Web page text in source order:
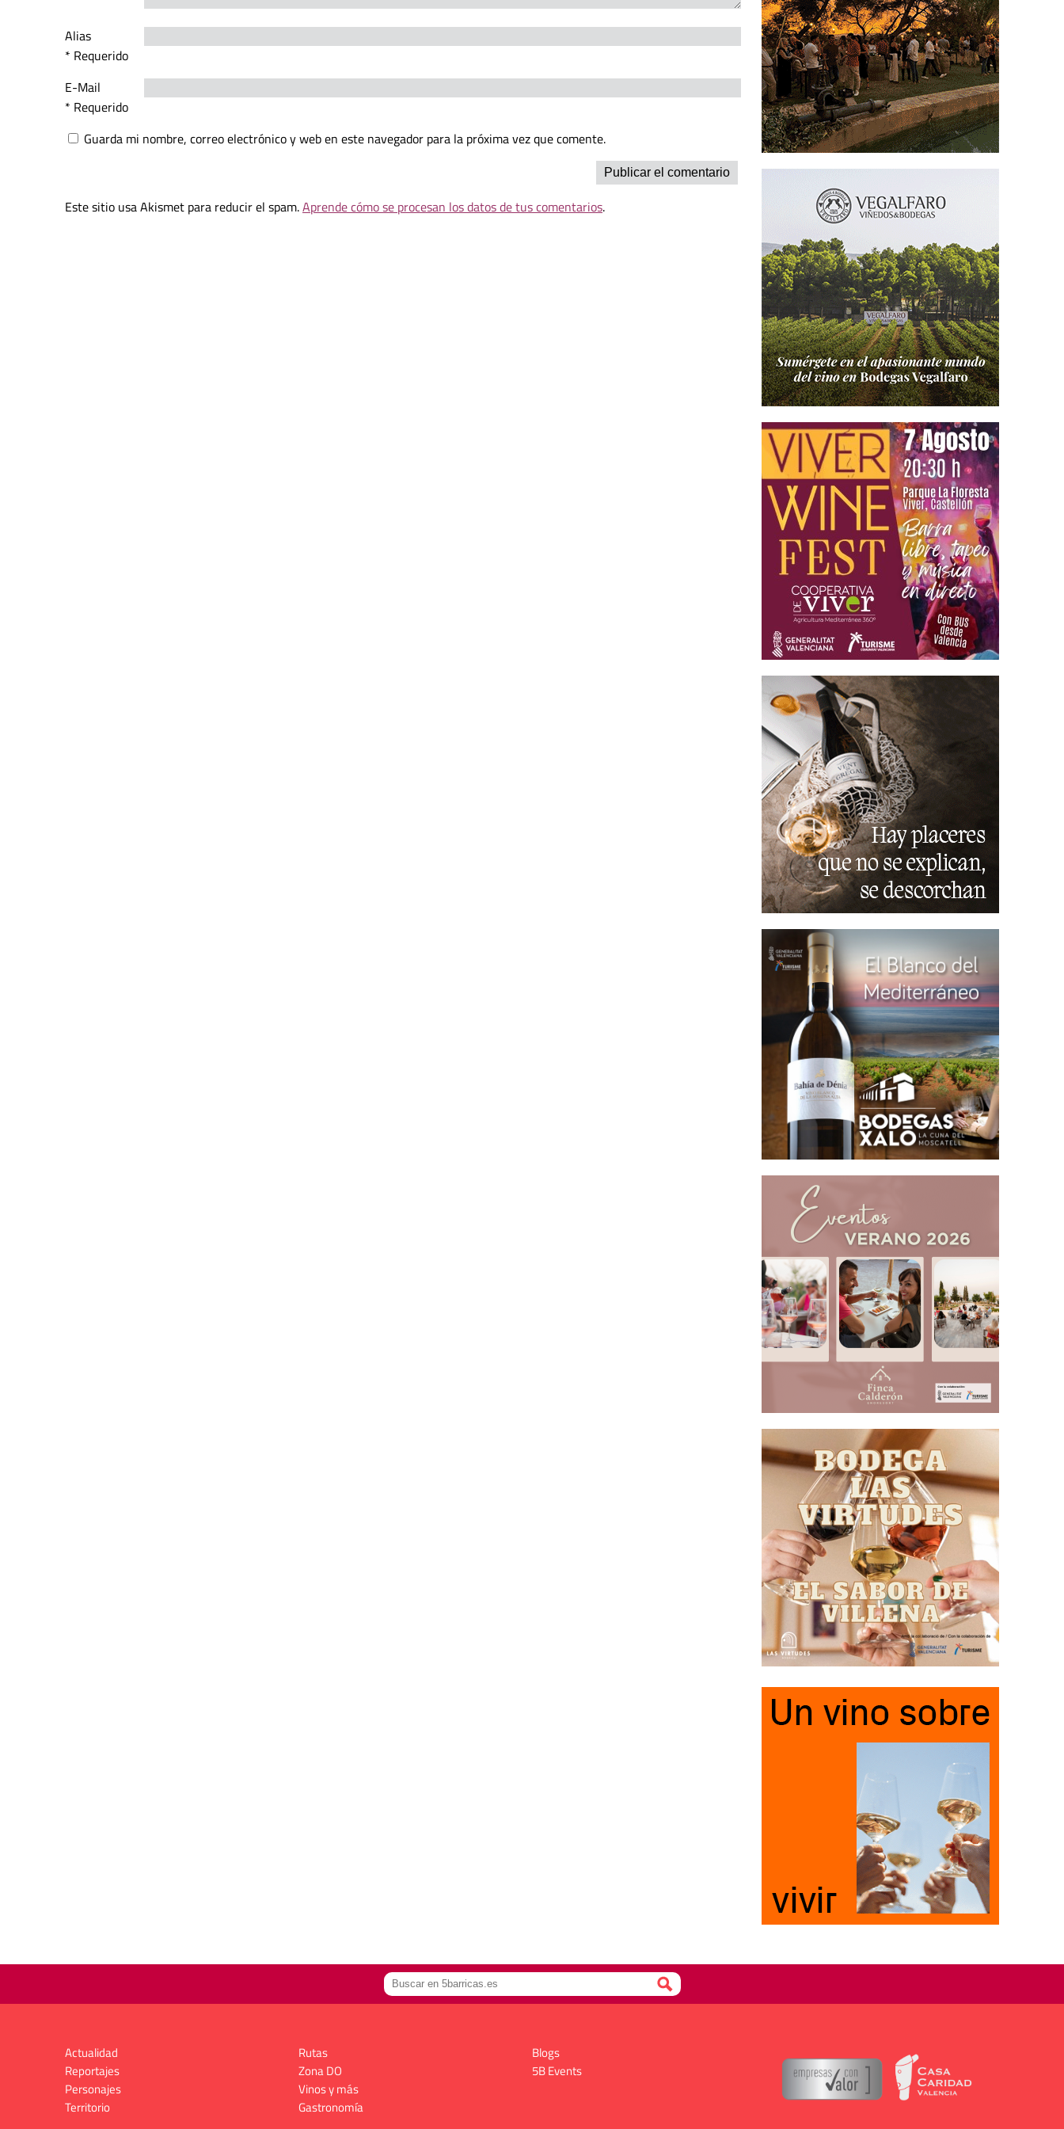
Alias
* Requerido
E-Mail
* Requerido
Guarda mi nombre, correo electrónico y web en este navegador para la próxima vez que comente.
Este sitio usa Akismet para reducir el spam.Aprende cómo se procesan los datos de tus comentarios.
Actualidad
Reportajes
Personajes
Territorio
Rutas
Zona DO
Vinos y más
Gastronomía
Blogs
5B Events